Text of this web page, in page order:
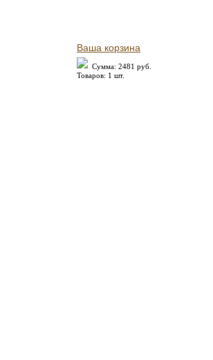
Ваша корзина
Сумма: 2481 руб.
Товаров: 1 шт.